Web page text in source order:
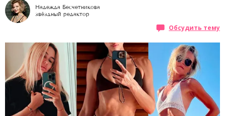
Надежда Бесчетникова
звёздный редактор
Обсудить тему